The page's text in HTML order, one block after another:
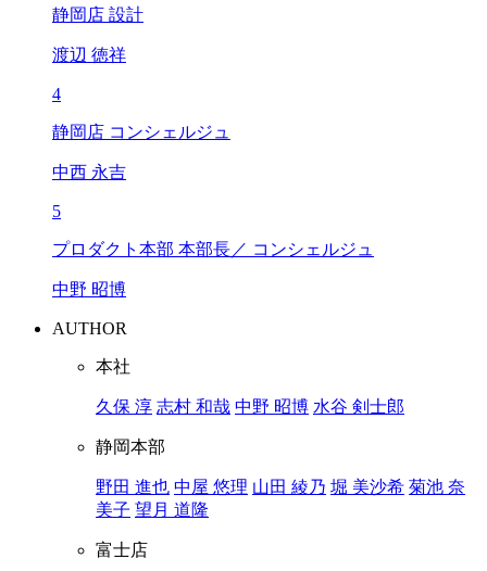
静岡店 設計
渡辺 徳祥
4
静岡店 コンシェルジュ
中西 永吉
5
プロダクト本部 本部長／ コンシェルジュ
中野 昭博
AUTHOR
本社
久保 淳 志村 和哉 中野 昭博 水谷 剣士郎
静岡本部
野田 進也 中屋 悠理 山田 綾乃 堀 美沙希 菊池 奈
美子 望月 道隆
富士店